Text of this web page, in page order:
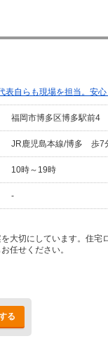
表自らも現場を担当。安
福岡市博多区博多駅前4
JR鹿児島本線/博多 歩7
10時～19時
-
大切にしています。住宅
任せください。
る